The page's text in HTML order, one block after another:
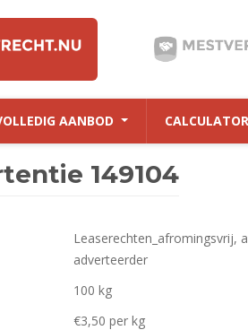
AANBOD CALCULATOR
149104
Leaserechten_afromingsvrij,
adverteerder
100 kg
€3,50 per kg